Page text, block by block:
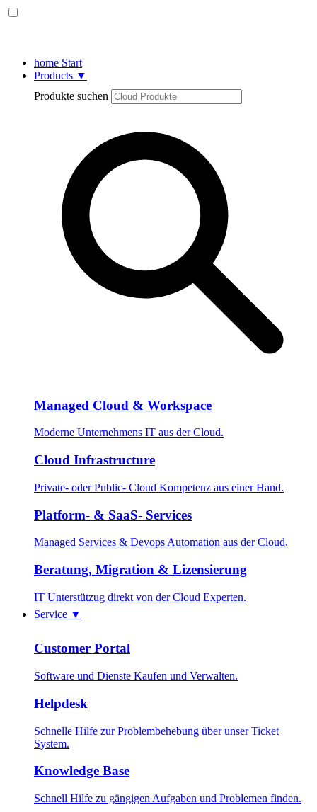
home Start
Products ▼
Produkte suchen
Managed Cloud & Workspace
Moderne Unternehmens IT aus der Cloud.
Cloud Infrastructure
Private- oder Public- Cloud Kompetenz aus einer Hand.
Platform- & SaaS- Services
Managed Services & Devops Automation aus der Cloud.
Beratung, Migration & Lizensierung
IT Unterstützug direkt von der Cloud Experten.
Service ▼
Customer Portal
Software und Dienste Kaufen und Verwalten.
Helpdesk
Schnelle Hilfe zur Problembehebung über unser Ticket
System.
Knowledge Base
Schnell Hilfe zu gängigen Aufgaben und Problemen finden.